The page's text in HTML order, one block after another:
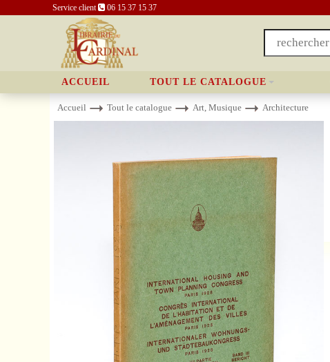
Service client 06 15 37 15 37
ACCUEIL TOUT LE CATALOGUE
Accueil Tout le catalogue Art, Musique Architecture